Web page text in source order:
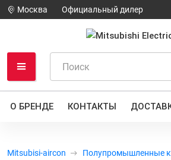
Москва Официальный дилер
О БРЕНДЕ КОНТАКТЫ
Mitsubisi-aircon
Полупромышленные